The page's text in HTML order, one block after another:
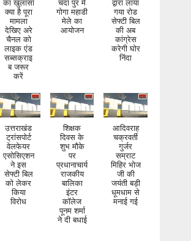
का खुलासा
क्या है पूरा
मामला
देखिए अरे
चैनल को
लाइक एंड
सब्सक्राइ
ब जरूर
करें
चंदा पुर मे
गोगा महाडी
मेले का
आयोजन
द्वारा लाया
गया रोड
सेफ्टी बिल
की अब
कांग्रेस
करेगी घोर
निंदा
उत्तराखंड
ट्रांसपोर्ट
वेलफेयर
एसोसिएशन
ने इस
सेफ्टी बिल
को लेकर
किया
विरोध
शिक्षक
दिवस के
शुभ मौके
पर
प्रधानाचार्य
राजकीय
बालिका
इंटर
कॉलेज
पूनम शर्मा
ने दी बधाई
आदिवराह
चक्रवर्ती
गुर्जर
सम्राट
मिहिर भोज
जी की
जयंती बड़ी
धूमधाम से
मनाई गई